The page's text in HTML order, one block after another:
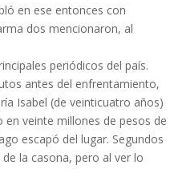
en ese entonces con
dos mencionaron, al
perió­dicos del país.
antes del enfrentamiento,
Isabel (de veinticuatro años)
veinte millones de pesos de
escapó del lugar. Segundos
la casona, pero al ver lo